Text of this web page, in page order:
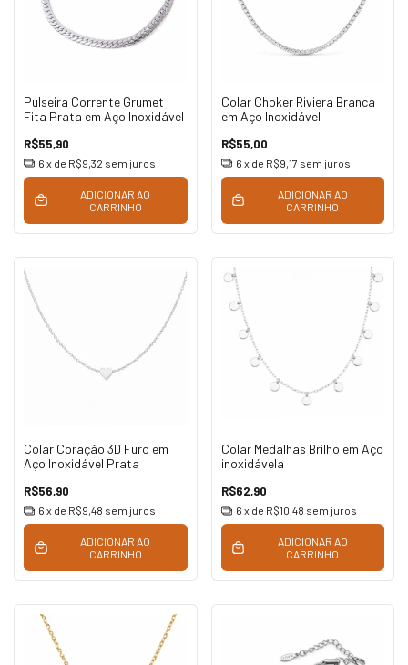
Pulseira Corrente Grumet
Fita Prata em Aço Inoxidável
R$55,90
6 x de R$9,32 sem juros
ADICIONAR AO
CARRINHO
Colar Choker Riviera Branca
em Aço Inoxidável
R$55,00
6 x de R$9,17 sem juros
ADICIONAR AO
CARRINHO
Colar Coração 3D Furo em
Aço Inoxidável Prata
R$56,90
6 x de R$9,48 sem juros
ADICIONAR AO
CARRINHO
Colar Medalhas Brilho em Aço
inoxidávela
R$62,90
6 x de R$10,48 sem juros
ADICIONAR AO
CARRINHO